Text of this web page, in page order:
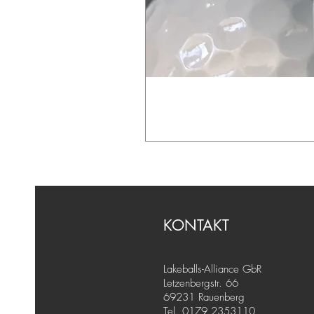
KONTAKT
Lakeballs-Alliance GbR
Letzenbergstr. 66
69231 Rauenberg
Tel. 0179 2353110